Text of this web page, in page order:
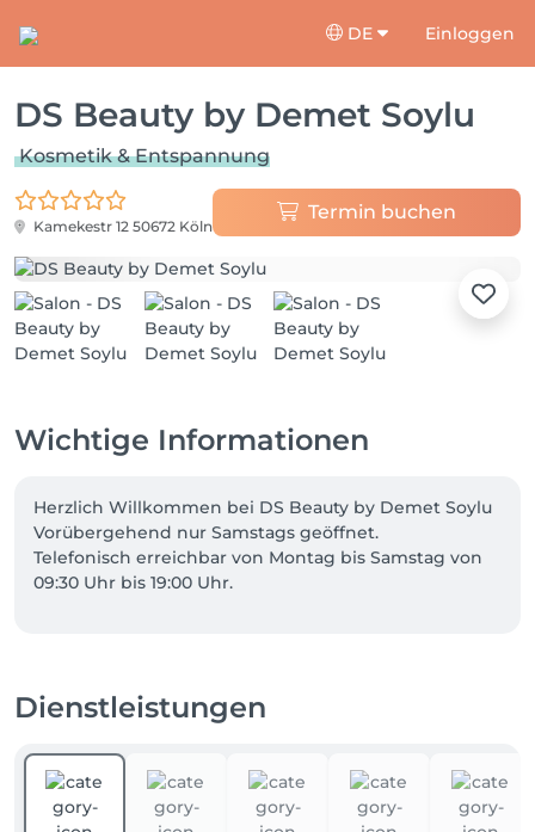
DE Einloggen
DS Beauty by Demet Soylu
Kosmetik & Entspannung
Kamekestr 12 50672 Köln
Termin buchen
Wichtige Informationen
Herzlich Willkommen bei DS Beauty by Demet Soylu
Vorübergehend nur Samstags geöffnet.
Telefonisch erreichbar von Montag bis Samstag von
Dienstleistungen